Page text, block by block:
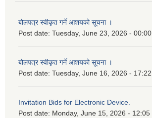
बोलपत्र स्वीकृत गर्ने आशयको सूचना ।
Post date: Tuesday, June 23, 2026 - 00:00
बोलपत्र स्वीकृत गर्ने आशयको सूचना ।
Post date: Tuesday, June 16, 2026 - 17:22
Invitation Bids for Electronic Device.
Post date: Monday, June 15, 2026 - 12:05